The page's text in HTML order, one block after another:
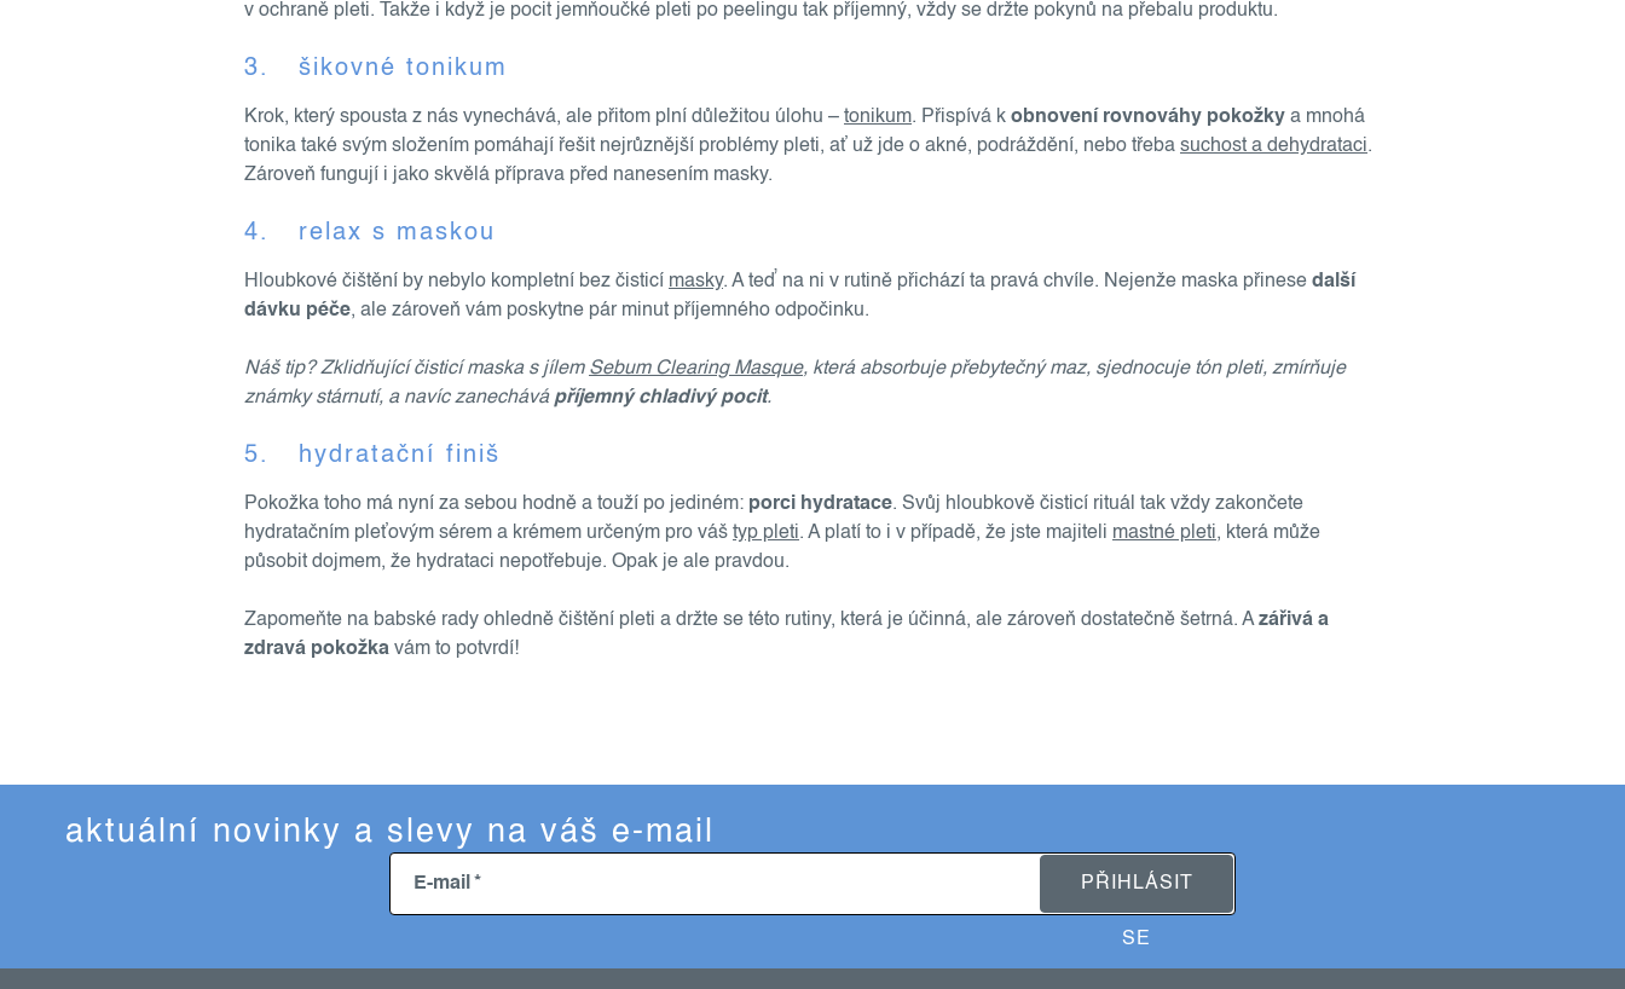
v ochraně pleti. Takže i když je pocit jemňoučké pleti po peelingu tak příjemný, vždy se držte pokynů na přebalu produktu.
3. šikovné tonikum
Krok, který spousta z nás vynechává, ale přitom plní důležitou úlohu – tonikum. Přispívá k obnovení rovnováhy pokožky a mnohá
tonika také svým složením pomáhají řešit nejrůznější problémy pleti, ať už jde o akné, podráždění, nebo třeba suchost a dehydrataci.
Zároveň fungují i jako skvělá příprava před nanesením masky.
4. relax s maskou
Hloubkové čištění by nebylo kompletní bez čisticí masky. A teď na ni v rutině přichází ta pravá chvíle. Nejenže maska přinese další
dávku péče, ale zároveň vám poskytne pár minut příjemného odpočinku.
Náš tip? Zklidňující čisticí maska s jílem Sebum Clearing Masque, která absorbuje přebytečný maz, sjednocuje tón pleti, zmírňuje
známky stárnutí, a navíc zanechávápříjemný chladivý pocit.
5. hydratační finiš
Pokožka toho má nyní za sebou hodně a touží po jediném: porci hydratace. Svůj hloubkově čisticí rituál tak vždy zakončete
hydratačním pleťovým sérem a krémem určeným pro váš typ pleti. A platí to i v případě, že jste majiteli mastné pleti, která může
působit dojmem, že hydrataci nepotřebuje. Opak je ale pravdou.
Zapomeňte na babské rady ohledně čištění pleti a držte se této rutiny, která je účinná, ale zároveň dostatečně šetrná. Azářivá a
zdravá pokožka vám to potvrdí!
aktuální novinky a slevy na váš e-mail
E-mail PŘIHLÁSIT
SE